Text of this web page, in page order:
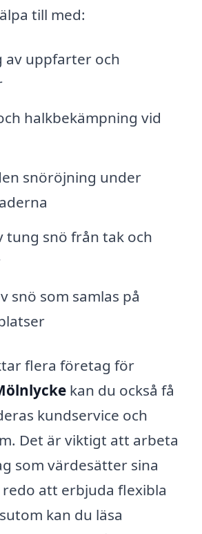
till med:
av uppfarter och
halkbekämpning vid
snöröjning under
tung snö från tak och
snö som samlas på
flera företag för
kan du också få
kundservice och
Det är viktigt att arbeta
som värdesätter sina
att erbjuda flexibla
kan du läsa